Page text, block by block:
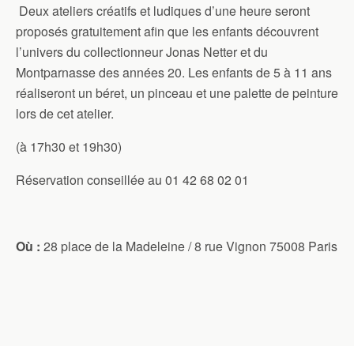
Deux ateliers créatifs et ludiques d’une heure seront
proposés gratuitement afin que les enfants découvrent
l’univers du collectionneur Jonas Netter et du
Montparnasse des années 20. Les enfants de 5 à 11 ans
réaliseront un béret, un pinceau et une palette de peinture
lors de cet atelier.
(à 17h30 et 19h30)
Réservation conseillée au 01 42 68 02 01
Où : 28 place de la Madeleine / 8 rue Vignon 75008 Paris